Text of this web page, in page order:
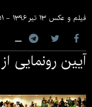
فیلم و عکس ۱۳ تیر ۱۳۹۶ - ۱۴:۵۱
آیین رونمایی